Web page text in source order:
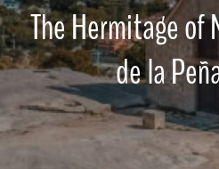
The Hermitage of
de la